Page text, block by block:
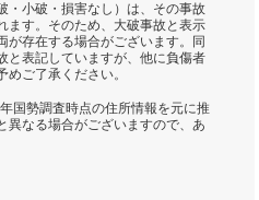
・小破・損害なし）は、その事故
ます。そのため、大破事故と表示
が存在する場合がございます。同
と表記していますが、他に負傷者
ご了承ください。
国勢調査時点の住所情報を元に推
異なる場合がございますので、あ